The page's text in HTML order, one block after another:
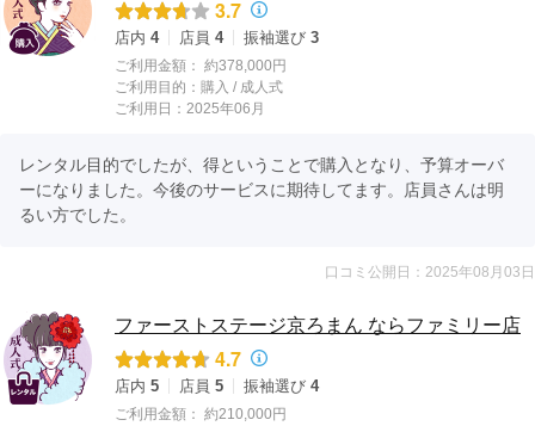
3.7
店内 4 店員 4 振袖選び 3
ご利用金額： 約378,000円
ご利用目的： 購入 / 成人式
ご利用日：2025年06月
レンタル目的でしたが、得ということで購入となり、予算オーバ
ーになりました。今後のサービスに期待してます。店員さんは明
るい方でした。
口コミ公開日：2025年08月03日
ファーストステージ京ろまん ならファミリー店
4.7
店内 5 店員 5 振袖選び 4
ご利用金額： 約210,000円